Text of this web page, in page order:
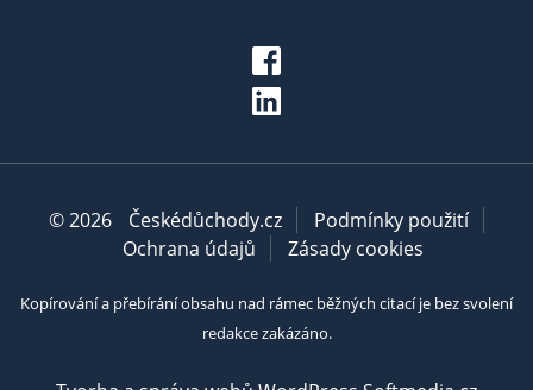
© 2026 Českédůchody.cz
Podmínky použití
Ochrana údajů
Zásady cookies
Kopírování a přebírání obsahu nad rámec běžných citací je bez svolení
redakce zakázáno.